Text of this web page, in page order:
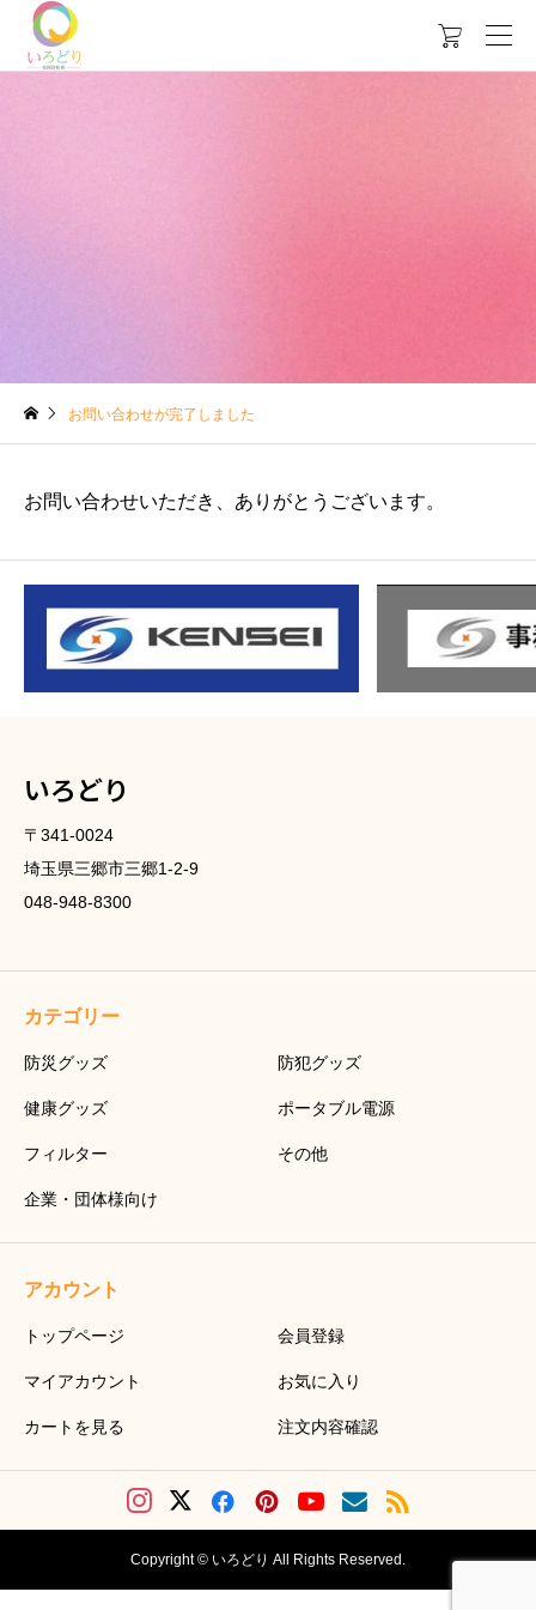

お問い合わせが完了しました
お問い合わせいただき、ありがとうございます。
いろどり
〒341-0024
埼玉県三郷市三郷1-2-9
048-948-8300
カテゴリー
防災グッズ 防犯グッズ
健康グッズ ポータブル電源
フィルター その他
企業・団体様向け
アカウント
トップページ 会員登録
マイアカウント お気に入り
カートを見る 注文内容確認
Copyright © いろどり All Rights Reserved.